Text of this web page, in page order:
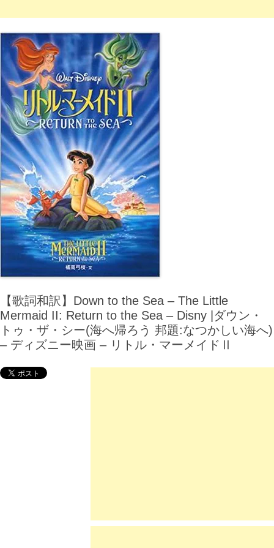
【歌詞和訳】Down to the Sea – The Little
Mermaid II: Return to the Sea – Disny |ダウン・
トゥ・ザ・シー(海へ帰ろう 邦題:なつかしい海へ)
– ディズニー映画 – リトル・マーメイドⅡ